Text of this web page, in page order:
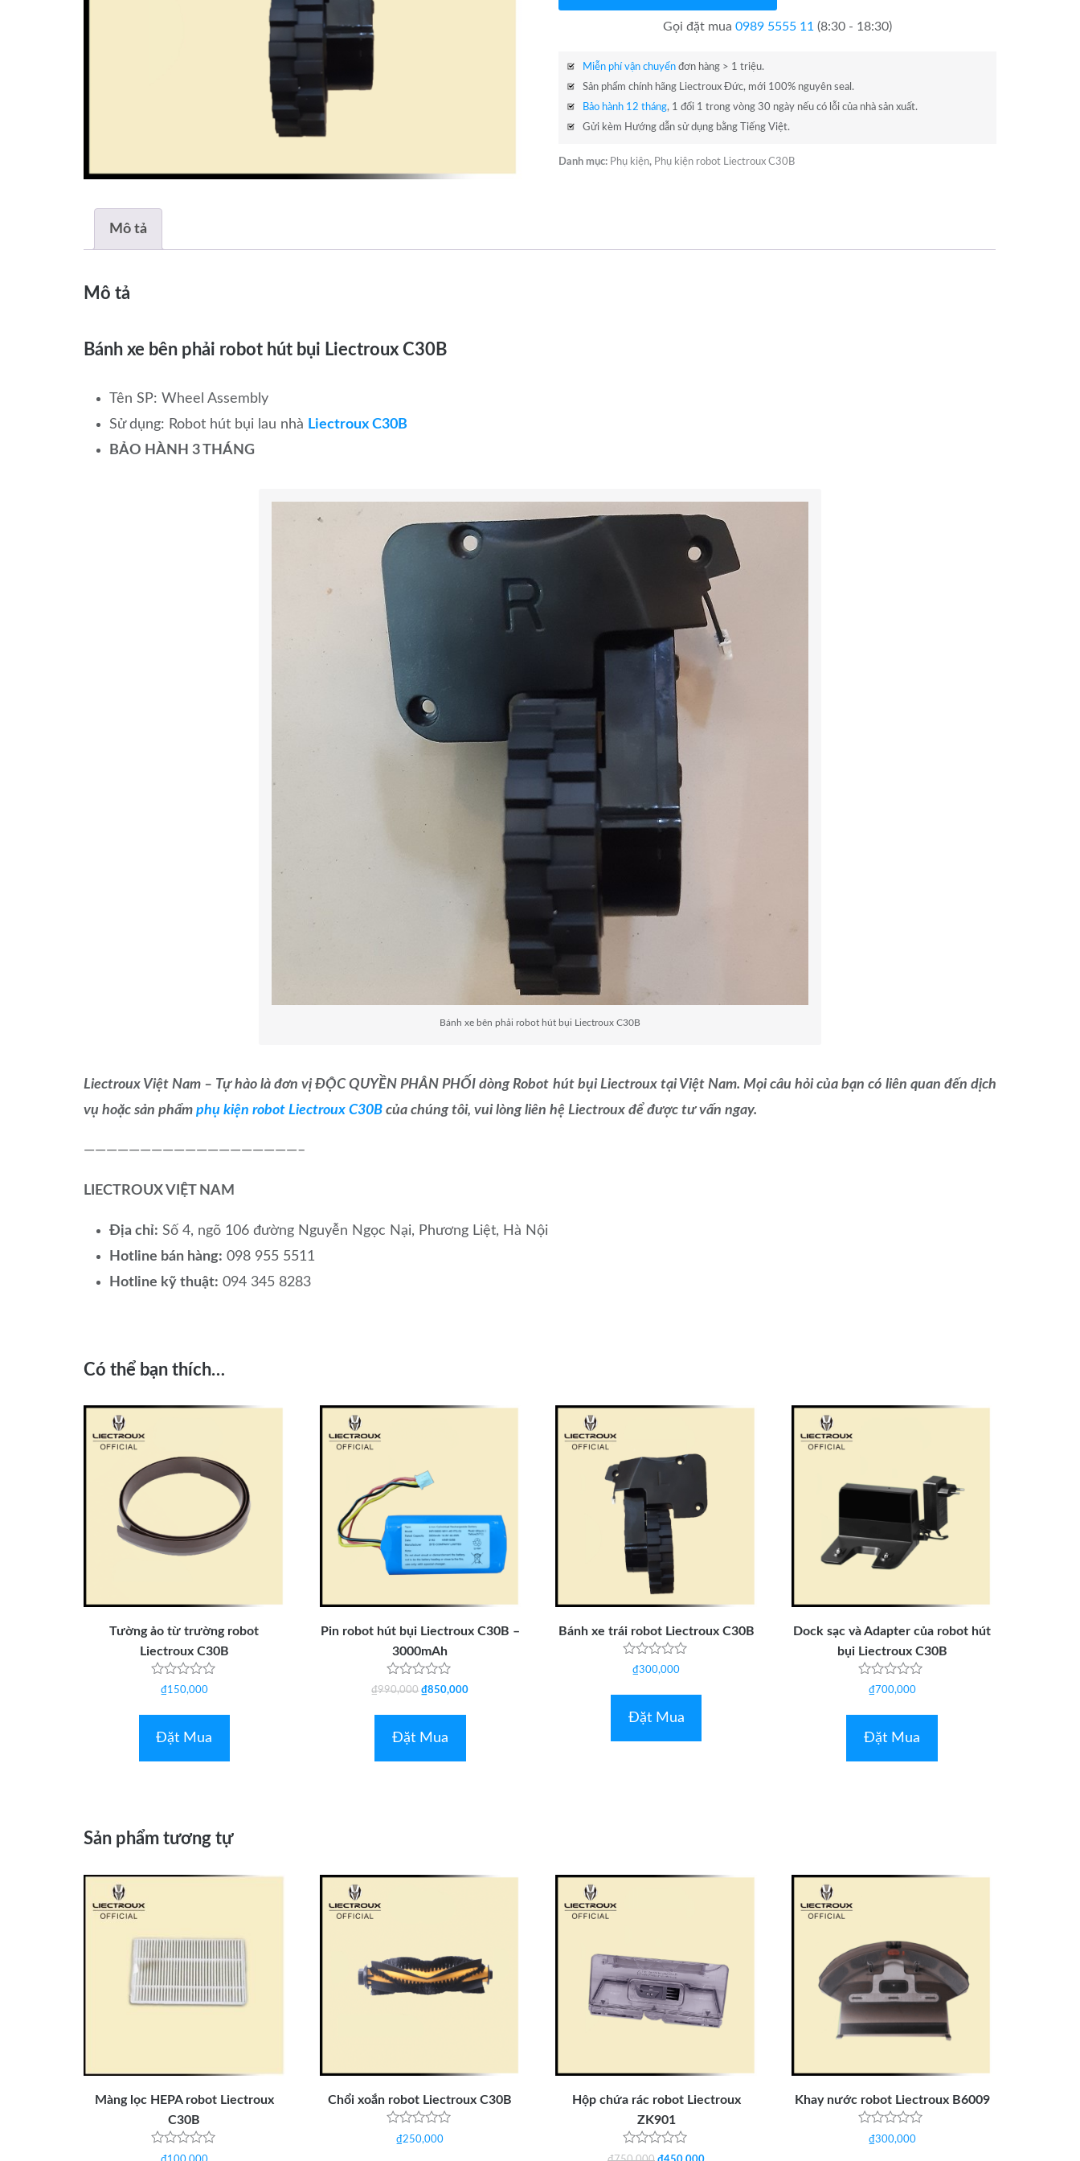
Gọi đặt mua 0989 5555 11(8:30 - 18:30)
Miễn phí vận chuyểnđơn hàng > 1 triệu.
Sản phẩm chính hãng Liectroux Đức, mới 100% nguyên seal.
Bảo hành 12 tháng, 1 đổi 1 trong vòng 30 ngày nếu có lỗi của nhà sản xuất.
Gửi kèm Hướng dẫn sử dụng bằng Tiếng Việt.
Danh mục: Phụ kiện, Phụ kiện robot Liectroux C30B
Mô tả
Mô tả
Bánh xe bên phải robot hút bụi Liectroux C30B
Tên SP: Wheel Assembly
Sử dụng: Robot hút bụi lau nhà Liectroux C30B
BẢO HÀNH 3 THÁNG
Bánh xe bên phải robot hút bụi Liectroux C30B
Liectroux Việt Nam – Tự hào là đơn vị ĐỘC QUYỀN PHÂN PHỐI dòng Robot hút bụi Liectroux tại Việt Nam. Mọi câu hỏi của bạn có liên quan đến dịch
vụ hoặc sản phẩmphụ kiện robot Liectroux C30B của chúng tôi, vui lòng liên hệ Liectroux để được tư vấn ngay.
———————————————————–
LIECTROUX VIỆT NAM
Địa chỉ: Số 4, ngõ 106 đường Nguyễn Ngọc Nại, Phương Liệt, Hà Nội
Hotline bán hàng: 098 955 5511
Hotline kỹ thuật: 094 345 8283
Có thể bạn thích…
Tường ảo từ trường robot
Liectroux C30B
Được
xếp
5
sao
₫150,000
Đặt Mua
Pin robot hút bụi Liectroux C30B –
3000mAh
Được
5
sao
₫990,000Giá
là:
₫850,000Giá
Đặt Mua
Bánh xe trái robot Liectroux C30B
Được
xếp
5
sao
₫300,000
Đặt Mua
Dock sạc và Adapter của robot hút
bụi Liectroux C30B
Được
xếp
5
sao
₫700,000
Đặt Mua
Sản phẩm tương tự
Màng lọc HEPA robot Liectroux
C30B
Được
Chổi xoắn robot Liectroux C30B
Được
xếp
₫250,000
Hộp chứa rác robot Liectroux
ZK901
Được
Giá
Giá
Khay nước robot Liectroux B6009
Được
xếp
₫300,000